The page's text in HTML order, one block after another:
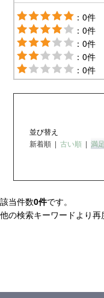
：0件
：0件
：0件
：0件
：0件
並び替え
新着順 | 古い順 | 満
該当件数0件です。
他の検索キーワードより再